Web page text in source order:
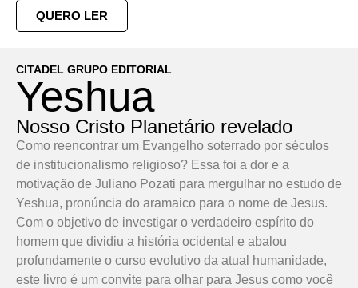
QUERO LER
CITADEL GRUPO EDITORIAL
Yeshua
Nosso Cristo Planetário revelado
Como reencontrar um Evangelho soterrado por séculos
de institucionalismo religioso? Essa foi a dor e a
motivação de Juliano Pozati para mergulhar no estudo de
Yeshua, pronúncia do aramaico para o nome de Jesus.
Com o objetivo de investigar o verdadeiro espírito do
homem que dividiu a história ocidental e abalou
profundamente o curso evolutivo da atual humanidade,
este livro é um convite para olhar para Jesus como você